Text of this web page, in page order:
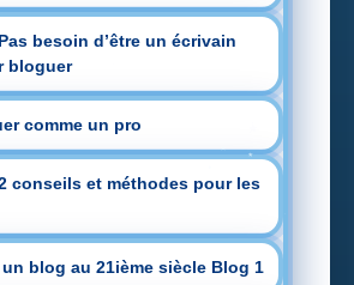
besoin d’être un écrivain
bloguer
comme un pro
conseils et méthodes pour les
un blog au 21ième siècle Blog 1